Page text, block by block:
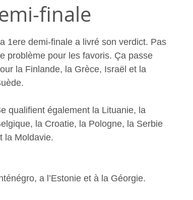
finale
1ere demi-finale a livré son verdict. Pas
problème pour les favoris. Ça passe
la Finlande, la Grèce, Israël et la
qualifient également la Lituanie, la
la Croatie, la Pologne, la Serbie
la Moldavie.
a l’Estonie et à la Géorgie.